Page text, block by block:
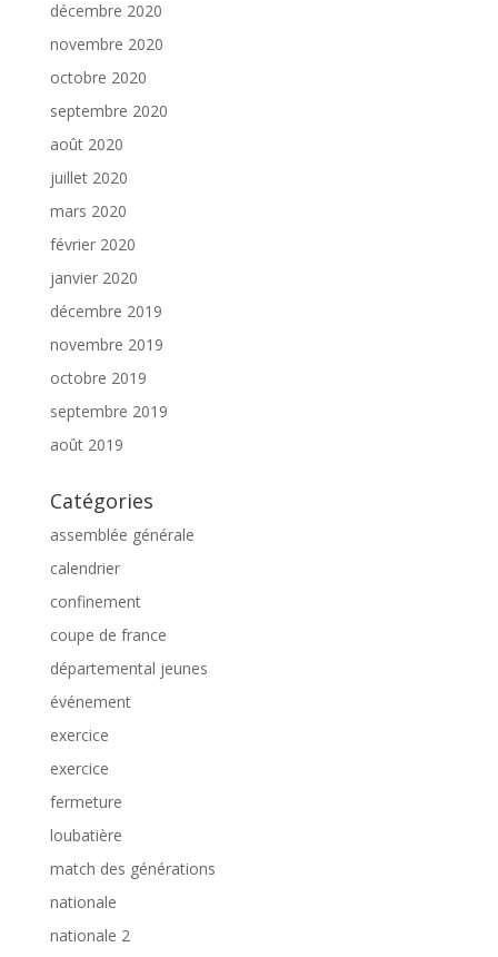
décembre 2020
novembre 2020
octobre 2020
septembre 2020
août 2020
juillet 2020
mars 2020
février 2020
janvier 2020
décembre 2019
novembre 2019
octobre 2019
septembre 2019
août 2019
Catégories
assemblée générale
calendrier
confinement
coupe de france
départemental jeunes
événement
exercice
exercice
fermeture
loubatière
match des générations
nationale
nationale 2